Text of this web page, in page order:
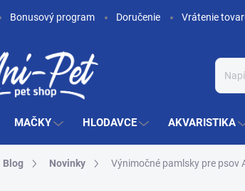
Bonusový program Doručenie Vrátenie
MAČKY HLODAVCE AKVARISTIKA
Blog Novinky Výnimočné pamlsky pre psov